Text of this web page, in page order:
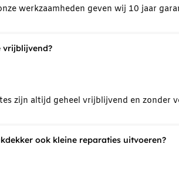
werkzaamheden geven wij 10 jaar
vrijblijvend?
zijn altijd geheel vrijblijvend en
ook kleine reparaties uitvoeren?